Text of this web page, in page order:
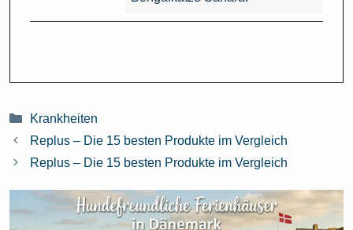
Kategorien
Krankheiten
Replus – Die 15 besten Produkte im Vergleich
Replus – Die 15 besten Produkte im Vergleich